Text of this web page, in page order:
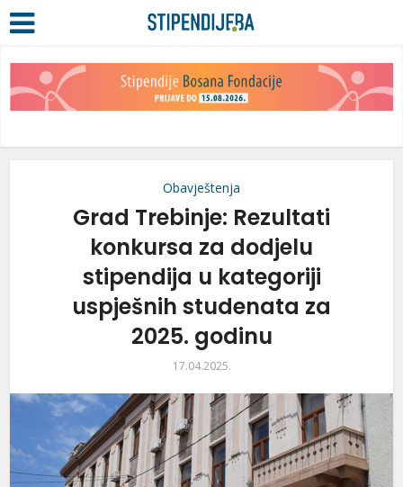
Obavještenja
Grad Trebinje: Rezultati
konkursa za dodjelu
stipendija u kategoriji
uspješnih studenata za
2025. godinu
17.04.2025.